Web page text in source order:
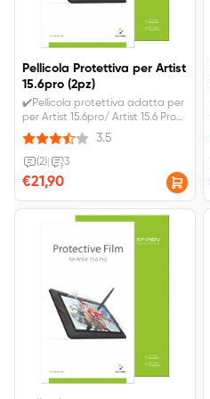
Pellicola Protettiva per Artist
15.6pro (2pz)
✔️Pellicola protettiva adatta per
per Artist 15.6pro/ Artist 15.6 Pro
V2 (2pz). ✔️Anti-radiazione e
abbagliamento e sottile, liscio e
resistente. ✔️IVA inclusa.
Spedizione gratuita.
3.5
(2) 3
€21,90